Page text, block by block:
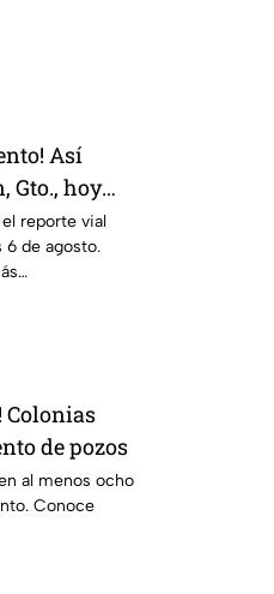
Así
Gto., hoy
VIVO
reporte vial
6 de agosto.
Colonias
de pozos
al menos ocho
Conoce